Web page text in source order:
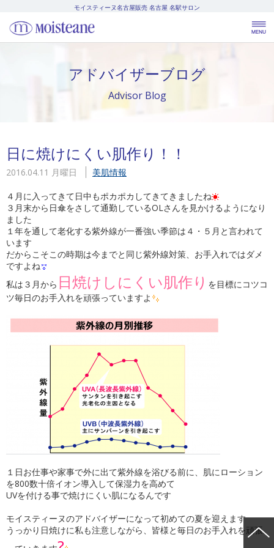
モイスティーヌ名古屋販売 名古屋 名駅サロン
アドバイザーブログ
Advisor Blog
日に焼けにくい肌作り！！
2016.04.11 月曜日 美肌情報
４月に入ってきて日中もポカポカしてきてきましたね
３月末から日傘をさして通勤しているOLさんを見かけるようになり
ました
１年を通して老化する紫外線が一番強い季節は４・５月と言われて
います
だからこそこの時期は今までと同じ紫外線対策、お手入れではダメ
ですよね
私は３月から 日焼けしにくい肌作り を目標にコツコ
ツ毎日のお手入れを頑張っていますよ
１日お仕事や家事で外に出て紫外線を浴びる前に、肌にローション
を800数十倍イオン導入して保湿力を高めて
UVを付ける事で焼けにくい肌になるんです
モイスティーヌのアドバイザーになって初めての夏を迎えます
うっかり日焼けに私も注意しながら、皆様と毎日のお手入れを頑張